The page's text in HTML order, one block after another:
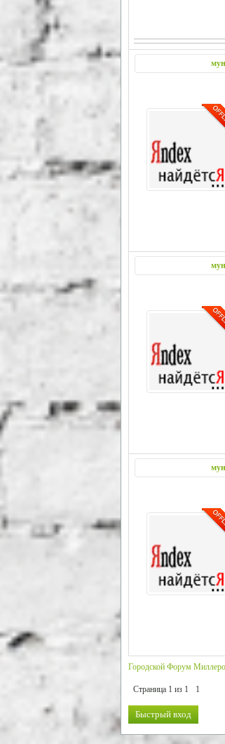
Городской Форум
Страница 1 из 1 1